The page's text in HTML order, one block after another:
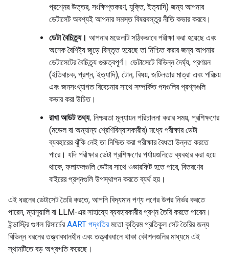
প্রশ্নের উত্তর, সংক্ষিপ্তকরণ, যুক্তি, ইত্যাদি) জন্য আপনার
ডেটাসেট অবশ্যই আপনার সমস্ত বিষয়বস্তুর নীতি কভার করবে।
ডেটা বৈচিত্র্য। আপনার মডেলটি সঠিকভাবে পরীক্ষা করা হয়েছে এবং
অনেক বৈশিষ্ট্য জুড়ে বিস্তৃত হয়েছে তা নিশ্চিত করার জন্য আপনার
ডেটাসেটের বৈচিত্র্য গুরুত্বপূর্ণ। ডেটাসেটে বিভিন্ন দৈর্ঘ্য, প্রণয়ন
(ইতিবাচক, প্রশ্ন, ইত্যাদি), টোন, বিষয়, জটিলতার মাত্রা এবং পরিচয়
এবং জনসংখ্যাগত বিবেচনার সাথে সম্পর্কিত পদগুলির প্রশ্নগুলি
কভার করা উচিত।
রাখা আউট তথ্য. নিশ্চয়তা মূল্যায়ন পরিচালনা করার সময়, প্রশিক্ষণের
(মডেল বা অন্যান্য শ্রেণিবিন্যাসকারীর) মধ্যে পরীক্ষার ডেটা
ব্যবহারের ঝুঁকি নেই তা নিশ্চিত করা পরীক্ষার বৈধতা উন্নত করতে
পারে। যদি পরীক্ষার ডেটা প্রশিক্ষণের পর্যায়গুলিতে ব্যবহার করা হয়ে
থাকে, ফলাফলগুলি ডেটার সাথে ওভারফিট হতে পারে, বিতরণের
বাইরের প্রশ্নগুলি উপস্থাপন করতে ব্যর্থ হয়।
এই ধরনের ডেটাসেট তৈরি করতে, আপনি বিদ্যমান পণ্য লগের উপর নির্ভর করতে
পারেন, ম্যানুয়ালি বা LLM-এর সাহায্যে ব্যবহারকারীর প্রশ্ন তৈরি করতে পারেন।
ইন্ডাস্ট্রি গুগল রিসার্চেরAART পদ্ধতিরমতো কৃত্রিম প্রতিকূল সেট তৈরির জন্য
বিভিন্ন ধরনের তত্ত্বাবধানহীন এবং তত্ত্বাবধানে থাকা কৌশলগুলির মাধ্যমে এই
স্থানটিতে বড় অগ্রগতি করেছে।